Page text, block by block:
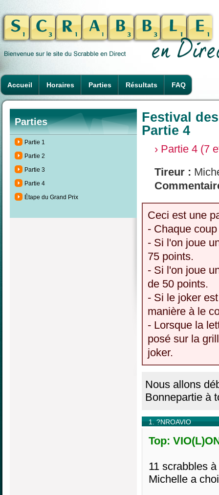
Accueil Horaires Parties Résultats FAQ
Parties
Partie 1
Partie 2
Partie 3
Partie 4
Étape du Grand Prix
Festival
Partie 4
› Partie 4 (7
Tireur :
Ceci est une
- Chaque
- Si l'on joue
75 points.
- Si l'on joue
de 50 points.
- Si le joker
manière à le
- Lorsque la
posé sur la
joker.
Nous allons
Bonnepartie à
1. ?NROAVIO
Top:
11 scrabbles
Michelle a